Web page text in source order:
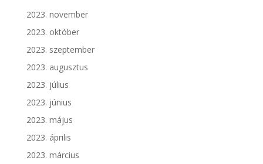
2023. november
2023. október
2023. szeptember
2023. augusztus
2023. július
2023. június
2023. május
2023. április
2023. március